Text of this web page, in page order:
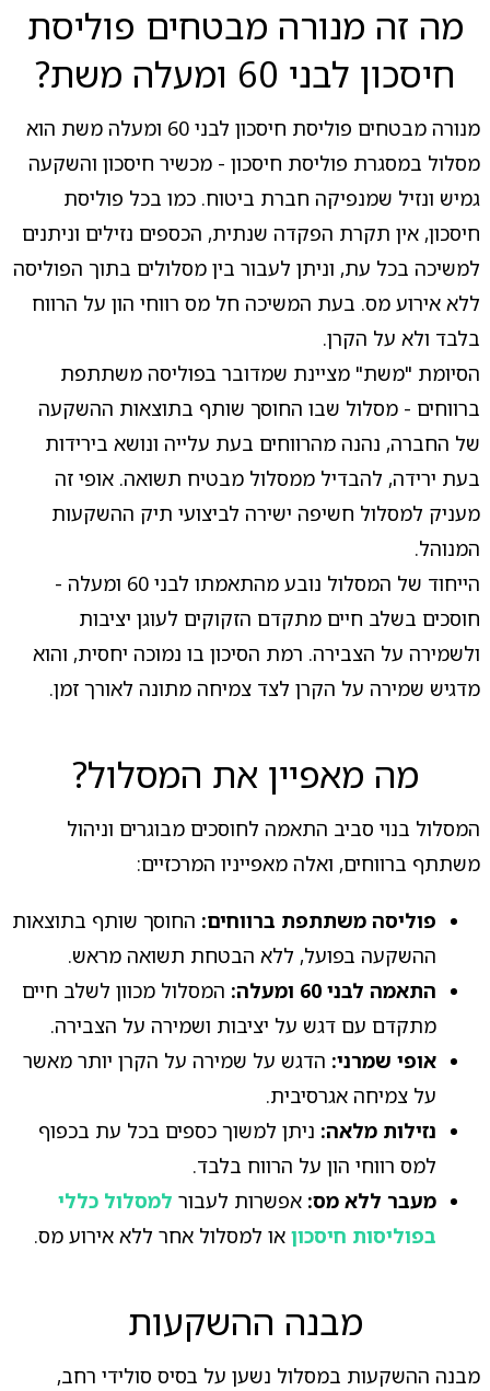
מה זה מנורה מבטחים פוליסת
חיסכון לבני 60 ומעלה משת?
מנורה מבטחים פוליסת חיסכון לבני 60 ומעלה משת הוא
מסלול במסגרת פוליסת חיסכון - מכשיר חיסכון והשקעה
גמיש ונזיל שמנפיקה חברת ביטוח. כמו בכל פוליסת
חיסכון, אין תקרת הפקדה שנתית, הכספים נזילים וניתנים
למשיכה בכל עת, וניתן לעבור בין מסלולים בתוך הפוליסה
ללא אירוע מס. בעת המשיכה חל מס רווחי הון על הרווח
בלבד ולא על הקרן.
הסיומת "משת" מציינת שמדובר בפוליסה משתתפת
ברווחים - מסלול שבו החוסך שותף בתוצאות ההשקעה
של החברה, נהנה מהרווחים בעת עלייה ונושא בירידות
בעת ירידה, להבדיל ממסלול מבטיח תשואה. אופי זה
מעניק למסלול חשיפה ישירה לביצועי תיק ההשקעות
המנוהל.
הייחוד של המסלול נובע מהתאמתו לבני 60 ומעלה -
חוסכים בשלב חיים מתקדם הזקוקים לעוגן יציבות
ולשמירה על הצבירה. רמת הסיכון בו נמוכה יחסית, והוא
מדגיש שמירה על הקרן לצד צמיחה מתונה לאורך זמן.
מה מאפיין את המסלול?
המסלול בנוי סביב התאמה לחוסכים מבוגרים וניהול
משתתף ברווחים, ואלה מאפייניו המרכזיים:
פוליסה משתתפת ברווחים: החוסך שותף בתוצאות
ההשקעה בפועל, ללא הבטחת תשואה מראש.
התאמה לבני 60 ומעלה:
המסלול מכוון לשלב חיים
מתקדם עם דגש על יציבות ושמירה על הצבירה.
אופי שמרני: הדגש על שמירה על הקרן יותר מאשר
על צמיחה אגרסיבית.
נזילות מלאה: ניתן למשוך כספים בכל עת בכפוף
למס רווחי הון על הרווח בלבד.
מעבר ללא מס: אפשרות לעבור למסלול כללי
בפוליסות חיסכוןאו למסלול אחר ללא אירוע מס.
מבנה ההשקעות
מבנה ההשקעות במסלול נשען על בסיס סולידי רחב,